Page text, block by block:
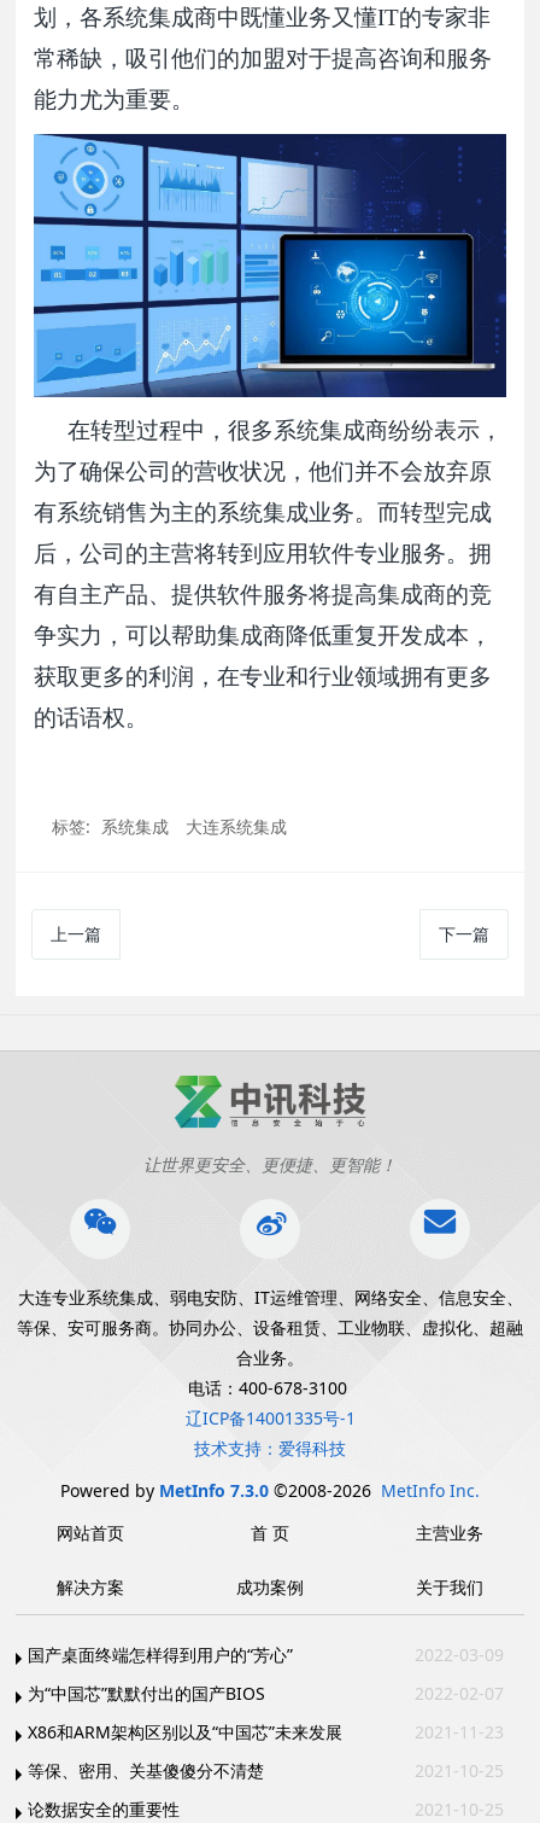
划，各系统集成商中既懂业务又懂IT的专家非
常稀缺，吸引他们的加盟对于提高咨询和服务
能力尤为重要。
在转型过程中，很多系统集成商纷纷表示，
为了确保公司的营收状况，他们并不会放弃原
有系统销售为主的系统集成业务。而转型完成
后，公司的主营将转到应用软件专业服务。拥
有自主产品、提供软件服务将提高集成商的竞
争实力，可以帮助集成商降低重复开发成本，
获取更多的利润，在专业和行业领域拥有更多
的话语权。
标签: 系统集成 大连系统集成
上一篇 下一篇
让世界更安全、更便捷、更智能！
大连专业系统集成、弱电安防、IT运维管理、网络安全、信息安全、
等保、安可服务商。协同办公、设备租赁、工业物联、虚拟化、超融
合业务。
电话：400-678-3100
辽ICP备14001335号-1
技术支持：爱得科技
Powered by MetInfo 7.3.0 ©2008-2026 MetInfo Inc.
网站首页
首 页 主营业务
解决方案 成功案例 关于我们
国产桌面终端怎样得到用户的“芳心”
2022-03-09
为“中国芯”默默付出的国产BIOS
2022-02-07
X86和ARM架构区别以及“中国芯”未来发展
2021-11-23
等保、密用、关基傻傻分不清楚
2021-10-25
论数据安全的重要性
2021-10-25